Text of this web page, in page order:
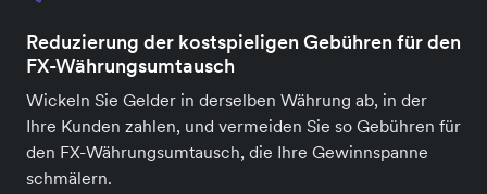
Reduzierung der kostspieligen Gebühren für den
FX-Währungsumtausch
Wickeln Sie Gelder in derselben Währung ab, in der
Ihre Kunden zahlen, und vermeiden Sie so Gebühren für
den FX-Währungsumtausch, die Ihre Gewinnspanne
schmälern.